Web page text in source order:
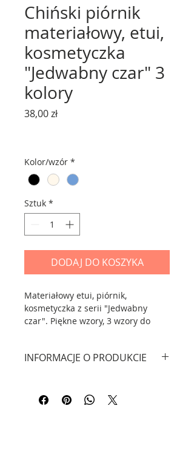
Chiński piórnik
materiałowy, etui,
kosmetyczka
"Jedwabny czar" 3
kolory
38,00 złCena
Kolor/wzór *
Sztuk *
DODAJ DO KOSZYKA
Materiałowy etui, piórnik,
kosmetyczka z serii "Jedwabny
czar". Piękne wzory, 3 wzory do
INFORMACJE O PRODUKCIE